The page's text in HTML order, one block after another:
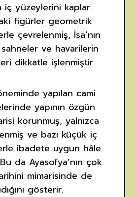
iç yüzeylerini kaplar.
figürler geometrik
çevrelenmiş, İsa’nın
ve havarilerin
dikkatle işlenmiştir.
yapılan cami
yapının özgün
korunmuş, yalnızca
ve bazı küçük iç
ibadete uygun hâle
da Ayasofya’nın çok
mimarisinde de
gösterir.